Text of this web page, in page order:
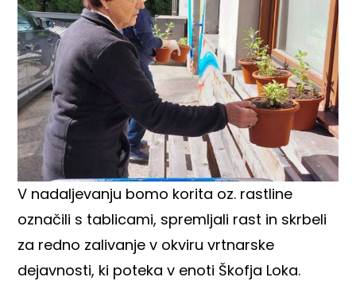
V nadaljevanju bomo korita oz. rastline
označili s tablicami, spremljali rast in skrbeli
za redno zalivanje v okviru vrtnarske
dejavnosti, ki poteka v enoti Škofja Loka.